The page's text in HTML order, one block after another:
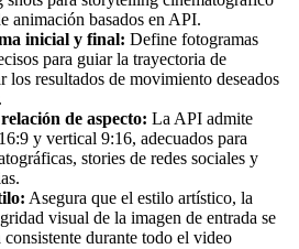
animación basados en API.
inicial y final: Define fotogramas
para guiar la trayectoria de
los resultados de movimiento deseados
de aspecto: La API admite
y vertical 9:16, adecuados para
stories de redes sociales y
Asegura que el estilo artístico, la
visual de la imagen de entrada se
durante todo el video